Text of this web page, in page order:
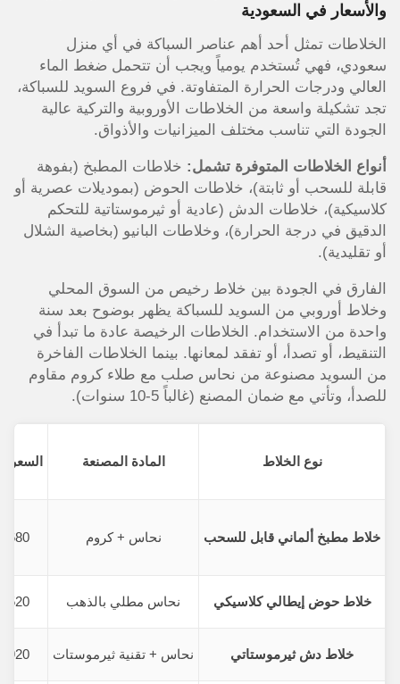
والأسعار في السعودية
الخلاطات تمثل أحد أهم عناصر السباكة في أي منزل
سعودي، فهي تُستخدم يومياً ويجب أن تتحمل ضغط الماء
العالي ودرجات الحرارة المتفاوتة. في فروع السويد للسباكة،
تجد تشكيلة واسعة من الخلاطات الأوروبية والتركية عالية
الجودة التي تناسب مختلف الميزانيات والأذواق.
أنواع الخلاطات المتوفرة تشمل: خلاطات المطبخ (بفوهة
قابلة للسحب أو ثابتة)، خلاطات الحوض (بموديلات عصرية أو
كلاسيكية)، خلاطات الدش (عادية أو ثيرموستاتية للتحكم
الدقيق في درجة الحرارة)، وخلاطات البانيو (بخاصية الشلال
أو تقليدية).
الفارق في الجودة بين خلاط رخيص من السوق المحلي
وخلاط أوروبي من السويد للسباكة يظهر بوضوح بعد سنة
واحدة من الاستخدام. الخلاطات الرخيصة عادة ما تبدأ في
التنقيط، أو تصدأ، أو تفقد لمعانها. بينما الخلاطات الفاخرة
من السويد مصنوعة من نحاس صلب مع طلاء كروم مقاوم
للصدأ، وتأتي مع ضمان المصنع (غالباً 5-10 سنوات).
نوع الخلاط المادة المصنعة السعر
خلاط مطبخ ألماني قابل للسحب نحاس + كروم 680 ريال
خلاط حوض إيطالي كلاسيكي نحاس مطلي بالذهب 520 ريال
خلاط دش ثيرموستاتي نحاس + تقنية ثيرموستات 920 ريال